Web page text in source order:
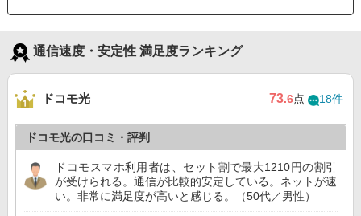
通信速度・安定性 満足度ランキング
ドコモ光 73.6点 18件
ドコモ光の口コミ・評判
ドコモスマホ利用者は、セット割で最大1210円の割引
が受けられる。通信が比較的安定している。ネットが速
い。非常に満足度が高いと感じる。（50代／男性）